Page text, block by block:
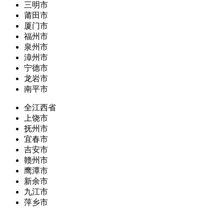
三明市
莆田市
厦门市
福州市
泉州市
漳州市
宁德市
龙岩市
南平市
全江西省
上饶市
抚州市
宜春市
吉安市
赣州市
鹰潭市
新余市
九江市
萍乡市